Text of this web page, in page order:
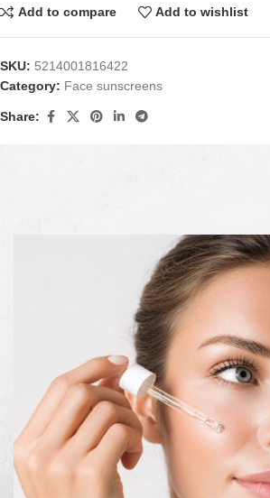
Add to compare Add to wishlist
SKU: 5214001816422
Category: Face sunscreens
Share: